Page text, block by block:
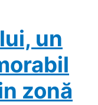
un
zonă